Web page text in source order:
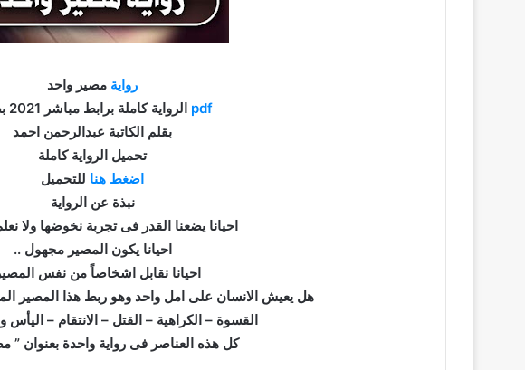
رواية مصير واحد
pdf الرواية كاملة برابط مباشر 2021 بصيغة
بقلم الكاتبة عبدالرحمن احمد
تحميل الرواية كاملة
اضغط هنا للتحميل
نبذة عن الرواية
احيانا يضعنا القدر فى تجربة نخوضها ولا
احيانا يكون المصير مجهول ..
احيانا نقابل اشخاصاً من نفس
هل يعيش الانسان على امل واحد وهو ربط هذا المصير
القسوة – الكراهية – القتل – الانتقام – اليأس
كل هذه العناصر فى رواية واحدة بعنوان ”